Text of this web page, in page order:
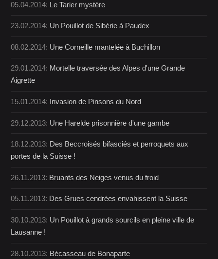
05.04.2014: Le Tarier mystère
23.02.2014: Un Pouillot de Sibérie à Paudex
08.02.2014: Une Corneille mantelée à Buchillon
29.01.2014: Mortelle traversée des Alpes d'une Grande
Aigrette
15.01.2014: Invasion de Pinsons du Nord
29.12.2013: Une Harelde prisonnière d'une gambe
18.12.2013: Des Beccroisés bifasciés et perroquets aux
portes de la Suisse !
26.11.2013: Bruants des Neiges venus du froid
05.11.2013: Des Grues cendrées envahissent la Suisse
30.10.2013: Un Pouillot à grands sourcils en pleine ville de
Lausanne !
28.10.2013: Bécasseau de Bonaparte